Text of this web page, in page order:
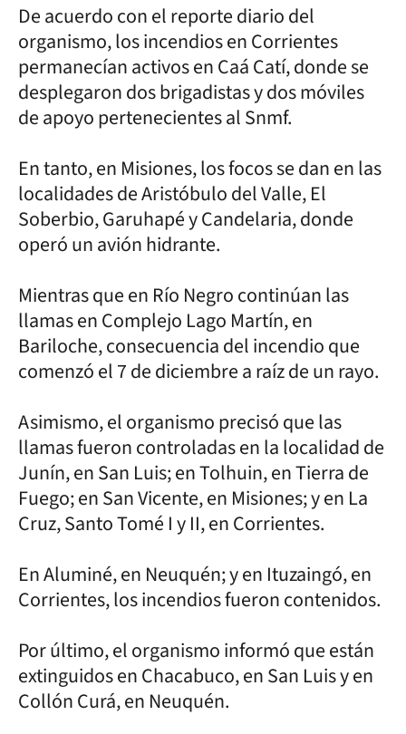
De acuerdo con el reporte diario del
organismo, los incendios en Corrientes
permanecían activos en Caá Catí, donde se
desplegaron dos brigadistas y dos móviles
de apoyo pertenecientes al Snmf.
En tanto, en Misiones, los focos se dan en las
localidades de Aristóbulo del Valle, El
Soberbio, Garuhapé y Candelaria, donde
operó un avión hidrante.
Mientras que en Río Negro continúan las
llamas en Complejo Lago Martín, en
Bariloche, consecuencia del incendio que
comenzó el 7 de diciembre a raíz de un rayo.
Asimismo, el organismo precisó que las
llamas fueron controladas en la localidad de
Junín, en San Luis; en Tolhuin, en Tierra de
Fuego; en San Vicente, en Misiones; y en La
Cruz, Santo Tomé I y II, en Corrientes.
En Aluminé, en Neuquén; y en Ituzaingó, en
Corrientes, los incendios fueron contenidos.
Por último, el organismo informó que están
extinguidos en Chacabuco, en San Luis y en
Collón Curá, en Neuquén.